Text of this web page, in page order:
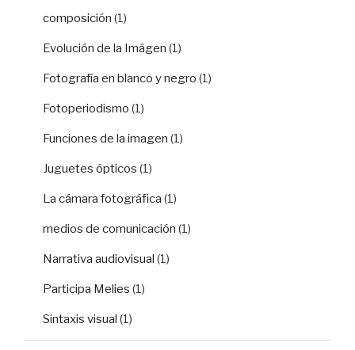
composición (1)
Evolución de la Imágen (1)
Fotografía en blanco y negro (1)
Fotoperiodismo (1)
Funciones de la imagen (1)
Juguetes ópticos (1)
La cámara fotográfica (1)
medios de comunicación (1)
Narrativa audiovisual (1)
Participa Melies (1)
Sintaxis visual (1)